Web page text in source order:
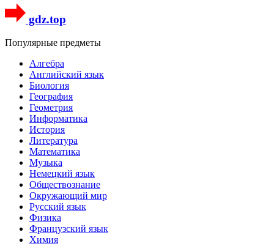
gdz.top
Популярные предметы
Алгебра
Английский язык
Биология
География
Геометрия
Информатика
История
Литература
Математика
Музыка
Немецкий язык
Обществознание
Окружающий мир
Русский язык
Физика
Французский язык
Химия